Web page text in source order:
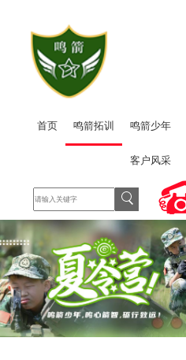
首页 鸣箭拓训 鸣箭少年
客户风采